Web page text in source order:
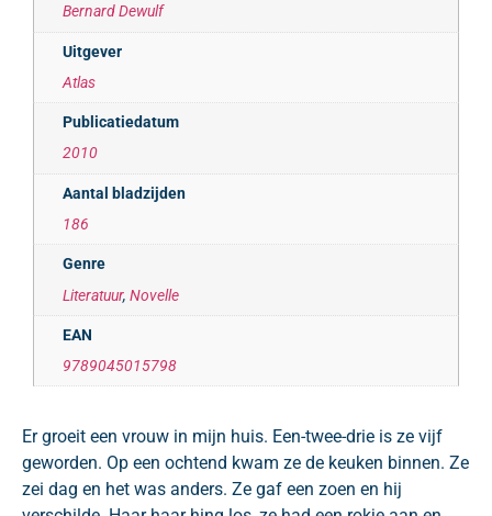
Bernard Dewulf
Uitgever
Atlas
Publicatiedatum
2010
Aantal bladzijden
186
Genre
Literatuur, Novelle
EAN
9789045015798
Er groeit een vrouw in mijn huis. Een-twee-drie is ze vijf
geworden. Op een ochtend kwam ze de keuken binnen. Ze
zei dag en het was anders. Ze gaf een zoen en hij